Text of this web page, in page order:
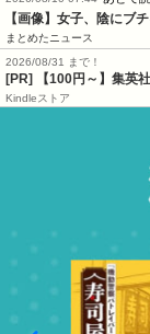
【画像】女子、陰にブ
まとめたニュース
2026/08/31 まで！
[PR] 【100円～】集英
Kindleストア